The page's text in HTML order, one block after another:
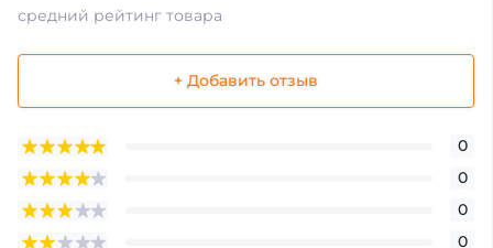
средний рейтинг товара
+ Добавить отзыв
0
0
0
0